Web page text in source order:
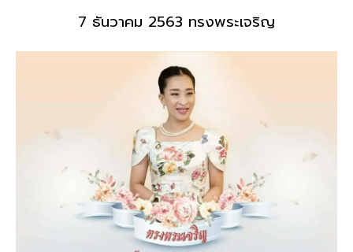
7 ธันวาคม 2563 ทรงพระเจริญ